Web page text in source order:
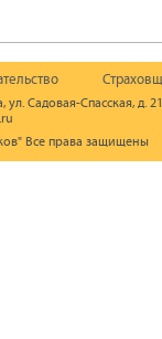
Садовая-Спасская, д.
Все права защищены